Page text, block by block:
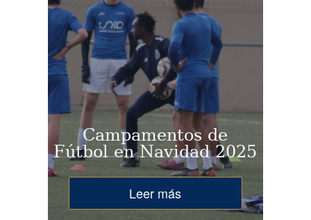
Campamentos de
Fútbol en Navidad 2025
Leer más